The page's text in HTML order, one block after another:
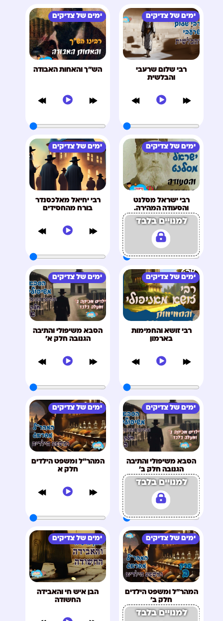
ימים של צדיקים
רבי שלום שרעבי
והבלשית
ימים של צדיקים
הש"ך והאחות האבודה
ימים של צדיקים
רבי ישראל מסלנט
והסעודה המהירה.
למנויים בלבד
ימים של צדיקים
רבי יחיאל מאלכסנדר
בורח מהחסידים
ימים של צדיקים
רבי זושא והחמימות
בארמון
ימים של צדיקים
הסבא משיפולי והתיבה
הגנובה חלק א'
ימים של צדיקים
הסבא משיפולי והתיבה
הגנובה חלק ב'
למנויים בלבד
ימים של צדיקים
המהר"ל ומשפט הילדים
חלק א
ימים של צדיקים
המהר"ל ומשפט הילדים
חלק ב'
למנויים בלבד
ימים של צדיקים
הבן איש חי והאבידה
החשודה